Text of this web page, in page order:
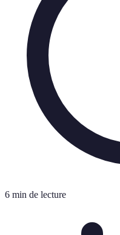
6 min de lecture